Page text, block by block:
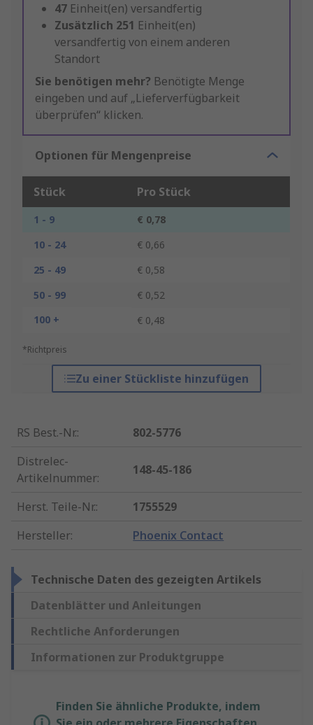
47 Einheit(en) versandfertig
Zusätzlich 251 Einheit(en)
versandfertig von einem anderen
Standort
Sie benötigen mehr? Benötigte Menge
eingeben und auf „Lieferverfügbarkeit
überprüfen“ klicken.
Optionen für Mengenpreise
Stück Pro Stück
1 - 9
€ 0,78
10 - 24
€ 0,66
25 - 49
€ 0,58
50 - 99
€ 0,52
100 +
€ 0,48
*Richtpreis
Zu einer Stückliste hinzufügen
RS Best.-Nr.:
802-5776
Distrelec-
Artikelnummer:
148-45-186
Herst. Teile-Nr.:
1755529
Hersteller: Phoenix Contact
Technische Daten des gezeigten Artikels
Datenblätter und Anleitungen
Rechtliche Anforderungen
Informationen zur Produktgruppe
Finden Sie ähnliche Produkte, indem